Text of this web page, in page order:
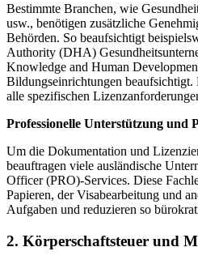
Bestimmte Branchen, wie
usw., benötigen zusätzliche
Behörden. So beaufsichtigt
Authority (DHA)
Knowledge and Human
Bildungseinrichtungen beaufsichtigt.
alle spezifischen
Professionelle Unterstützung und
Um die Dokumentation und
beauftragen viele ausländische
Officer (PRO)-Services. Diese
Papieren, der Visabearbeitung und
Aufgaben und reduzieren so
2. Körperschaftsteuer und